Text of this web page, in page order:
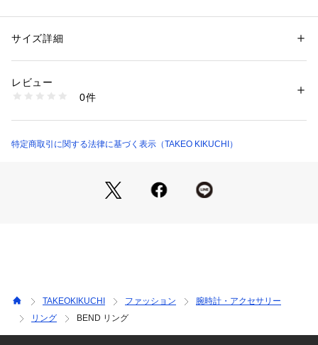
職人の手によって作られた繊細なデザインのリングは、GIFT
この商品はWEBと一部店舗限定展開の商品になります。
ります。また、パソコン・スマートフォンなどの環境により、
性別：メンズ
素材：錫合金
商品番号：
G87-09892 （ショップ）
サイズ詳細
レビュー
0件
特定商取引に関する法律に基づく表示（TAKEO KIKUCHI）
TAKEOKIKUCHI ファッション
腕時計・アクセサリー
リング
BEND リング